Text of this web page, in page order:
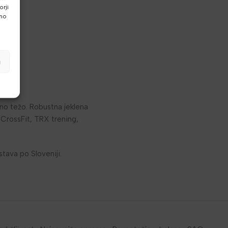
težo. Robustna jeklena
TRX trening,
po Sloveniji.